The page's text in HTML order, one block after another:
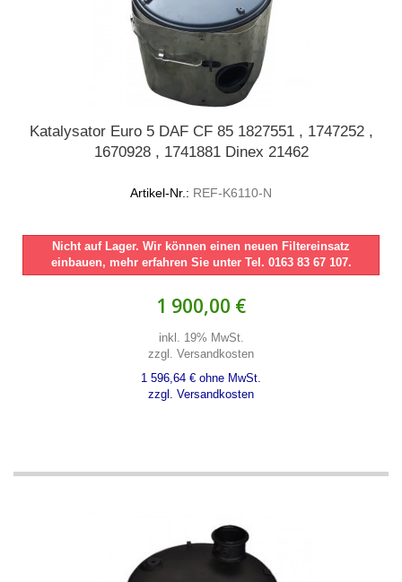
Katalysator Euro 5 DAF CF 85 1827551 , 1747252 ,
1670928 , 1741881 Dinex 21462
Artikel-Nr.: REF-K6110-N
Nicht auf Lager. Wir können einen neuen Filtereinsatz
einbauen, mehr erfahren Sie unter Tel. 0163 83 67 107.
1 900,00 €
inkl. 19% MwSt.
zzgl. Versandkosten
1 596,64 € ohne MwSt.
zzgl. Versandkosten